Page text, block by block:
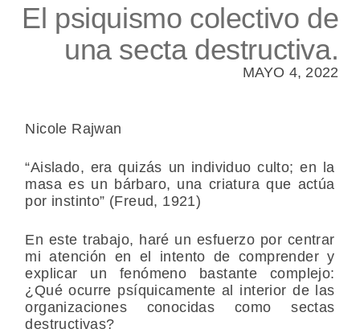
El psiquismo colectivo de
una secta destructiva.
MAYO 4, 2022
Nicole Rajwan
“Aislado, era quizás un individuo culto; en la
masa es un bárbaro, una criatura que actúa
por instinto” (Freud, 1921)
En este trabajo, haré un esfuerzo por centrar
mi atención en el intento de comprender y
explicar un fenómeno bastante complejo:
¿Qué ocurre psíquicamente al interior de las
organizaciones conocidas como sectas
destructivas?